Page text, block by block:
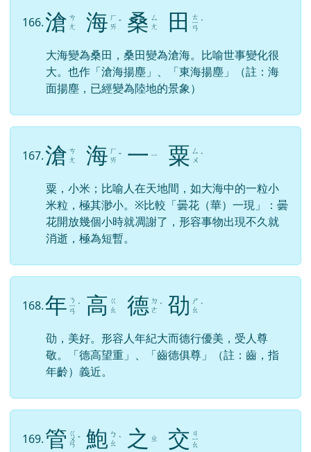
166.滄 ㄘ
ㄤ
海 ㄏ
ㄞ ˇ 桑 ㄙ
ㄤ
田 ㄊ
ㄧ
ㄢ
ˊ
大海變為桑田，桑田變為滄海。比喻世事變化很
大。也作「滄海揚塵」、「東海揚塵」（註：海
面揚塵，已經變為陸地的景象）
167.滄 ㄘ
ㄤ
海 ㄏ
ㄞ ˇ 一 ㄧ 粟 ㄙ
ㄨ ˋ
粟，小米；比喻人在天地間，如大海中的一粒小
米粒，極其渺小。※比較「曇花（華）一現」：曇
花開放幾個小時就凋謝了，形容事物出現不久就
消逝，極為短暫。
168.年 ㄋ
ㄧ
ㄢ
ˊ 高 ㄍ
ㄠ
德 ㄉ
ㄜ ˊ 劭 ㄕ
ㄠ ˋ
劭，美好。形容人年紀大而德行優美，受人尊
敬。「德高望重」、「齒德俱尊」（註：齒，指
年齡）義近。
169.管 ㄍ
ㄨ
ㄢ
ˇ 鮑 ㄅ
ㄠ ˋ 之 ㄓ 交 ㄐ
ㄧ
ㄠ